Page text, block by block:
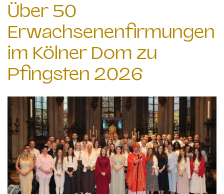
Über 50
Erwachsenenfirmungen
im Kölner Dom zu
Pfingsten 2026